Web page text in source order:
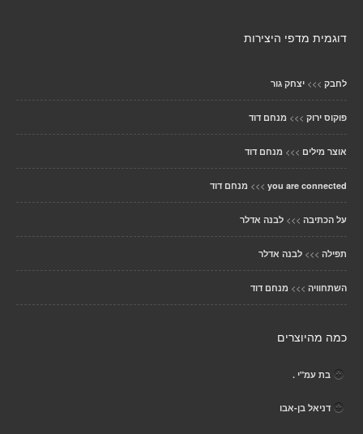
דוגמית מדפי היצירות
לחבק >>> יצחק גור
פוקוס ירוק >>> מנחם דוד
אוצר מילים >>> מנחם דוד
you are connected
>>> מנחם דוד
על הכתיבה >>> לבנה אדלר
תפילה >>> לבנה אדלר
השתחוויה >>> מנחם דוד
כמה מהיוצרים
בת עמ"י .
דניאל בן-אבו